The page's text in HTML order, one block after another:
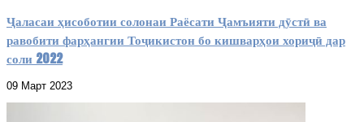
Ҷаласаи ҳисоботии солонаи Раёсати Ҷамъияти дӯстӣ ва
равобити фарҳангии Тоҷикистон бо кишварҳои хориҷӣ дар
соли 2022
09 Март 2023